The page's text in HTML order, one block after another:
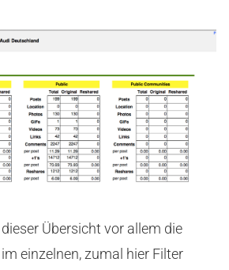
Übersicht vor allem die
einzelnen, zumal hier Filter